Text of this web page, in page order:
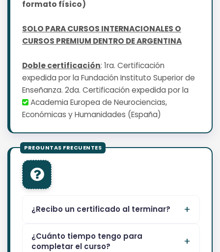
formato físico)
SOLO PARA CURSOS INTERNACIONALES O
CURSOS PREMIUM DENTRO DE ARGENTINA
Doble certificación: 1ra. Certificación
expedida por la Fundación Instituto Superior de
Enseñanza. 2da. Certificación expedida por la
Academia Europea de Neurociencias,
Económicas y Humanidades (España)
¿Recibo un certificado al terminar?
¿Cuánto tiempo tengo para
completar el curso?